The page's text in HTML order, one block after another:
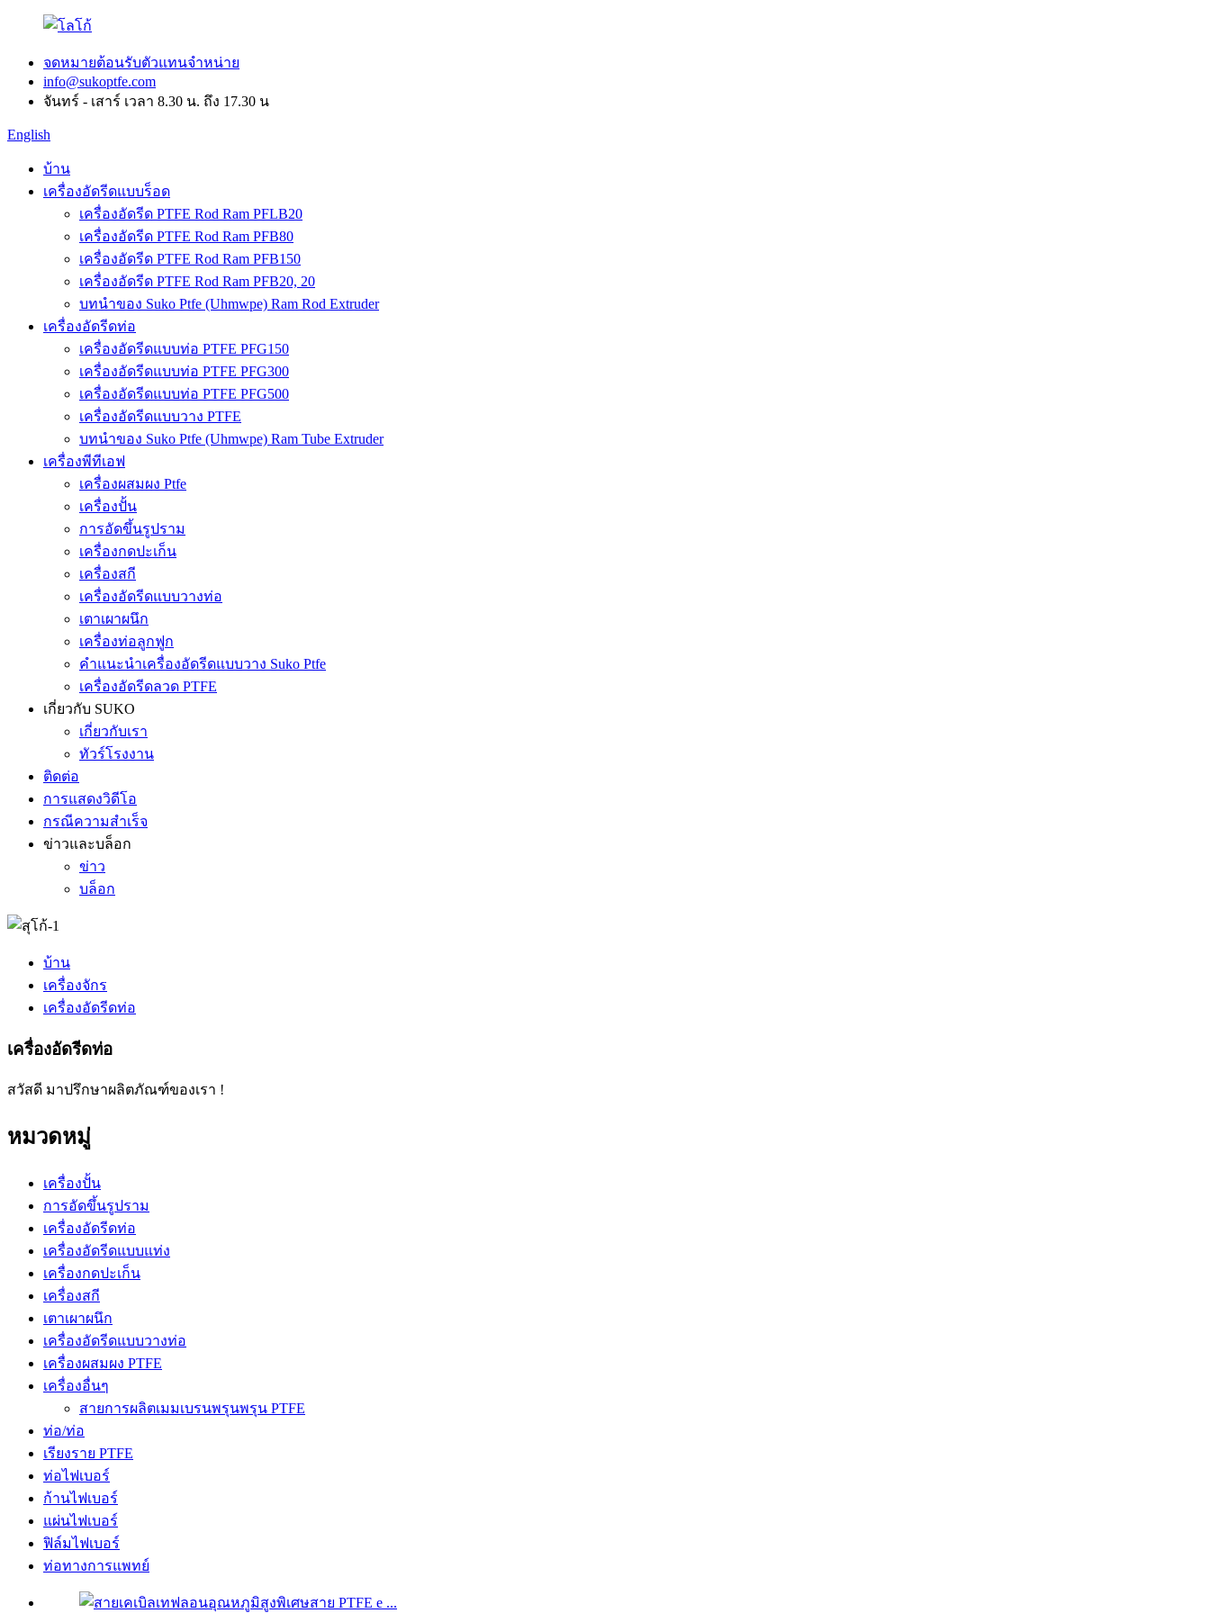
จดหมายต้อนรับตัวแทนจำหน่าย
info@sukoptfe.com
จันทร์ - เสาร์ เวลา 8.30 น. ถึง 17.30 น
English
บ้าน
เครื่องอัดรีดแบบร็อด
เครื่องอัดรีด PTFE Rod Ram PFLB20
เครื่องอัดรีด PTFE Rod Ram PFB80
เครื่องอัดรีด PTFE Rod Ram PFB150
เครื่องอัดรีด PTFE Rod Ram PFB20, 20
บทนำของ Suko Ptfe (Uhmwpe) Ram Rod Extruder
เครื่องอัดรีดท่อ
เครื่องอัดรีดแบบท่อ PTFE PFG150
เครื่องอัดรีดแบบท่อ PTFE PFG300
เครื่องอัดรีดแบบท่อ PTFE PFG500
เครื่องอัดรีดแบบวาง PTFE
บทนำของ Suko Ptfe (Uhmwpe) Ram Tube Extruder
เครื่องพีทีเอฟ
เครื่องผสมผง Ptfe
เครื่องปั้น
การอัดขึ้นรูปราม
เครื่องกดปะเก็น
เครื่องสกี
เครื่องอัดรีดแบบวางท่อ
เตาเผาผนึก
เครื่องท่อลูกฟูก
คำแนะนำเครื่องอัดรีดแบบวาง Suko Ptfe
เครื่องอัดรีดลวด PTFE
เกี่ยวกับ SUKO
เกี่ยวกับเรา
ทัวร์โรงงาน
ติดต่อ
การแสดงวิดีโอ
กรณีความสำเร็จ
ข่าวและบล็อก
ข่าว
บล็อก
บ้าน
เครื่องจักร
เครื่องอัดรีดท่อ
เครื่องอัดรีดท่อ
สวัสดี มาปรึกษาผลิตภัณฑ์ของเรา !
หมวดหมู่
เครื่องปั้น
การอัดขึ้นรูปราม
เครื่องอัดรีดท่อ
เครื่องอัดรีดแบบแท่ง
เครื่องกดปะเก็น
เครื่องสกี
เตาเผาผนึก
เครื่องอัดรีดแบบวางท่อ
เครื่องผสมผง PTFE
เครื่องอื่นๆ
สายการผลิตเมมเบรนพรุนพรุน PTFE
ท่อ/ท่อ
เรียงราย PTFE
ท่อไฟเบอร์
ก้านไฟเบอร์
แผ่นไฟเบอร์
ฟิล์มไฟเบอร์
ท่อทางการแพทย์